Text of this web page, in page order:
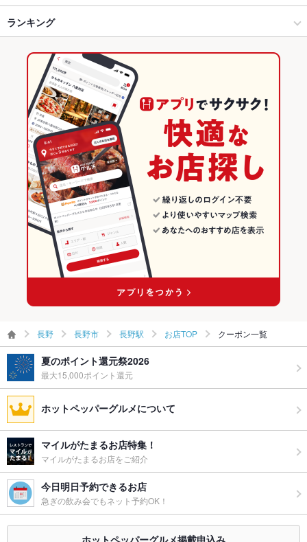
長野市 × 居酒屋
長野市 × 創作
長野市 × 和風
長野駅 × 居酒屋
長野駅 × 創作
長野駅 × 和風
長野駅 × 創作
長野駅 × 和風
長野 × 居酒屋
長野 × 創作
長野 × 和風
市役所前駅
長野駅
からあげ
地鶏 ステーキ 鴨肉
パフェ 馬肉 天うどん
ランキング
長野のグルメランキング
長野の居酒屋ランキング
長野市のグルメランキング
長野市の居酒屋ランキング
長野駅のグルメランキング
長野駅の居酒屋ランキング
長野 長野市 長野駅 お店TOP クーポン一覧
夏のポイント還元祭2026
最大15,000ポイント還元
ホットペッパーグルメについて
マイルがたまるお店特集！
マイルがたまるお店をご紹介
今日明日予約できるお店
急ぎの飲み会でもネット予約OK！
ホットペッパーグルメ掲載申込み